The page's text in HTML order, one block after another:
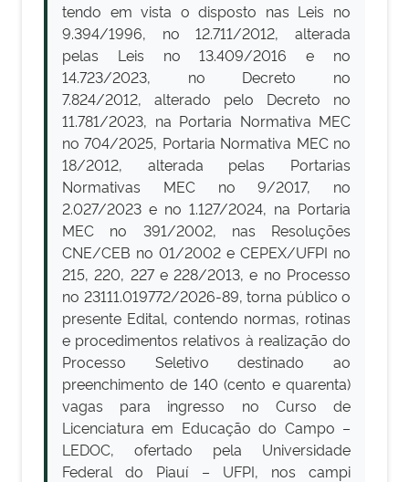
tendo em vista o disposto nas Leis no
9.394/1996, no 12.711/2012, alterada
pelas Leis no 13.409/2016 e no
14.723/2023, no Decreto no
7.824/2012, alterado pelo Decreto no
11.781/2023, na Portaria Normativa MEC
no 704/2025, Portaria Normativa MEC no
18/2012, alterada pelas Portarias
Normativas MEC no 9/2017, no
2.027/2023 e no 1.127/2024, na Portaria
MEC no 391/2002, nas Resoluções
CNE/CEB no 01/2002 e CEPEX/UFPI no
215, 220, 227 e 228/2013, e no Processo
no 23111.019772/2026-89, torna público o
presente Edital, contendo normas, rotinas
e procedimentos relativos à realização do
Processo Seletivo destinado ao
preenchimento de 140 (cento e quarenta)
vagas para ingresso no Curso de
Licenciatura em Educação do Campo –
LEDOC, ofertado pela Universidade
Federal do Piauí – UFPI, nos campi